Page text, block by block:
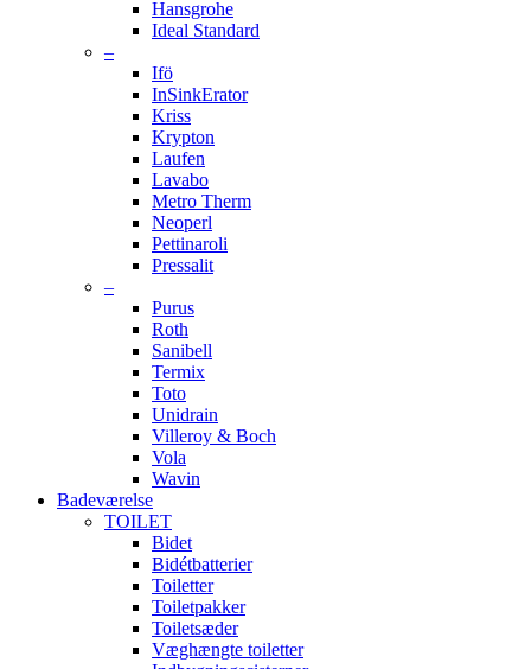
Hansgrohe
Ideal Standard
–
Ifö
InSinkErator
Kriss
Krypton
Laufen
Lavabo
Metro Therm
Neoperl
Pettinaroli
Pressalit
–
Purus
Roth
Sanibell
Termix
Toto
Unidrain
Villeroy & Boch
Vola
Wavin
Badeværelse
TOILET
Bidet
Bidétbatterier
Toiletter
Toiletpakker
Toiletsæder
Væghængte toiletter